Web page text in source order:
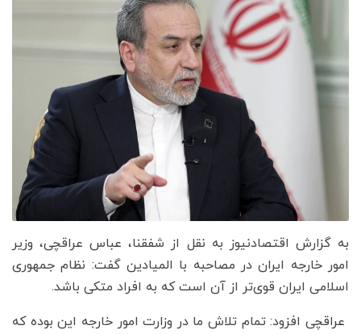
به گزارش اقتصادنیوز به نقل از شفقنا، عباس عراقچی، وزیر
امور خارجه ایران در مصاحبه با المیادین گفت: نظام جمهوری
اسلامی ایران قوی‌تر از آن است که به افراد متکی باشد.
عراقچی افزود: تمام تلاش ما در وزارت امور خارجه این بوده که